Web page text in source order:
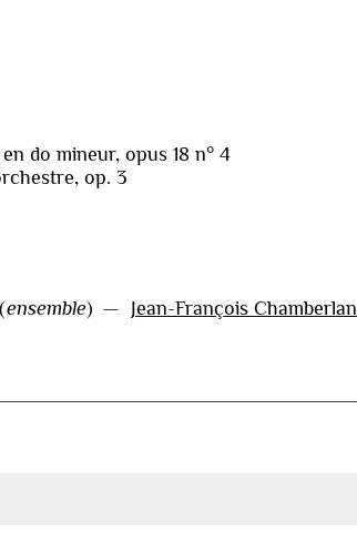
do mineur, opus 18 n° 4
op. 3
(ensemble) — Jean-François Chamberlan